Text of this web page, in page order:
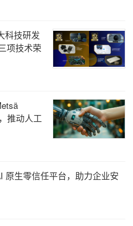
科技研发
项技术荣
推动人工
原生零信任平台，助力企业安